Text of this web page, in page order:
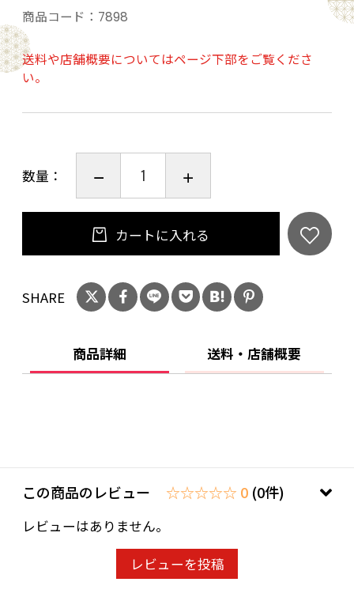
は、お問い合わせ欄への入力は不要です。
商品コード： 7898
送料や店舗概要についてはページ下部をご覧くださ
い。
数量：
カートに入れる
SHARE
商品詳細 送料・店舗概要
この商品のレビュー ☆☆☆☆☆ 0 (0件)
レビューはありません。
レビューを投稿